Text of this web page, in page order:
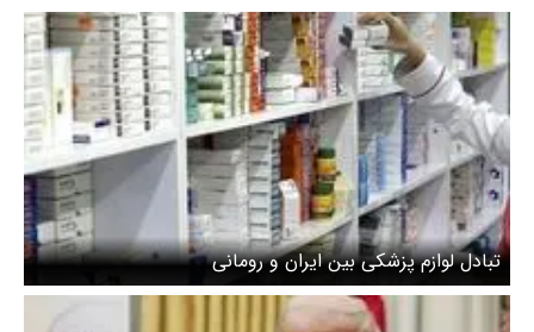
تبادل لوازم پزشکی بین ایران و رومانی